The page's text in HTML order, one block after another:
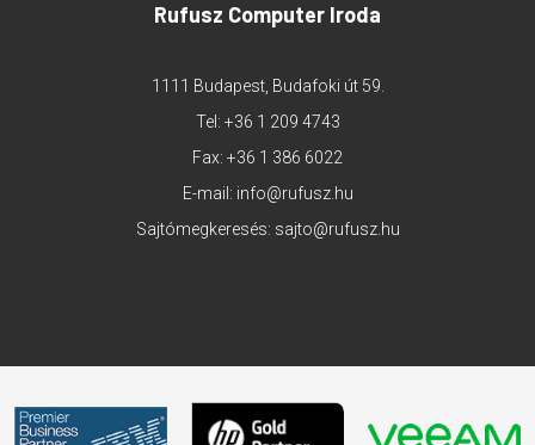
Rufusz Computer Iroda
1111 Budapest, Budafoki út 59.
Tel: +36 1 209 4743
Fax: +36 1 386 6022
E-mail: info@rufusz.hu
Sajtómegkeresés: sajto@rufusz.hu